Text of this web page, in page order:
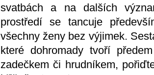
svatbách a na dalších
prostředí se tancuje
všechny ženy bez výjimek.
které dohromady tvoří
zadečkem či hrudníkem,